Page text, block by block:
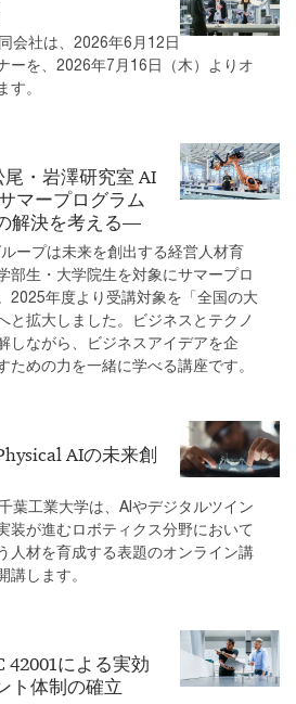
会社は、2026年6月12日
ーを、2026年7月16日（木）よりオ
。
尾・岩澤研究室 AI
マープログラム
解決を考える―
ープは未来を創出する経営人材育
部生・大学院生を対象にサマープロ
2025年度より受講対象を「全国の大
と拡大しました。ビジネスとテクノ
しながら、ビジネスアイデアを企
めの力を一緒に学べる講座です。
AIの未来創
葉工業大学は、AIやデジタルツイン
装が進むロボティクス分野において
人材を育成する表題のオンライン講
します。
42001による実効
ト体制の確立